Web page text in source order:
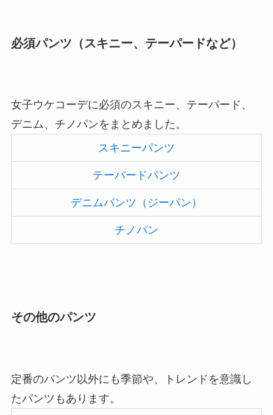
必須パンツ（スキニー、テーパードなど）
女子ウケコーデに必須のスキニー、テーパード、
デニム、チノパンをまとめました。
スキニーパンツ
テーパードパンツ
デニムパンツ（ジーパン）
チノパン
その他のパンツ
定番のパンツ以外にも季節や、トレンドを意識し
たパンツもあります。